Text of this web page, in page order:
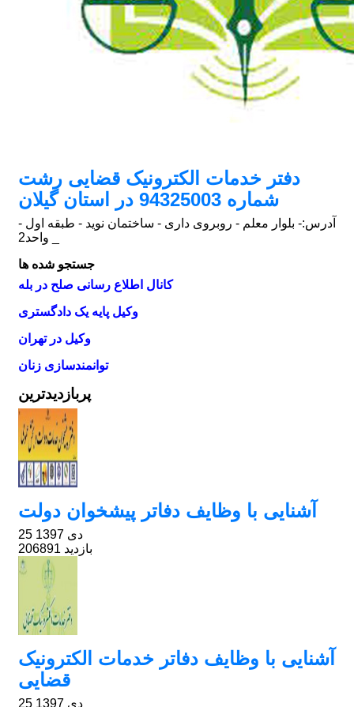
دفتر خدمات الکترونیک قضایی رشت
شماره 94325003 در استان گیلان
آدرس:- بلوار معلم - روبروی داری - ساختمان نوید - طبقه اول -
جستجو شده ها
کانال اطلاع رسانی صلح در بله
وکیل پایه یک دادگستری
وکیل در تهران
توانمندسازی زنان
پربازدیدترین
آشنایی با وظایف دفاتر پیشخوان دولت
25 دی 1397
206891 بازدید
آشنایی با وظایف دفاتر خدمات الکترونیک
قضایی
25 دی 1397